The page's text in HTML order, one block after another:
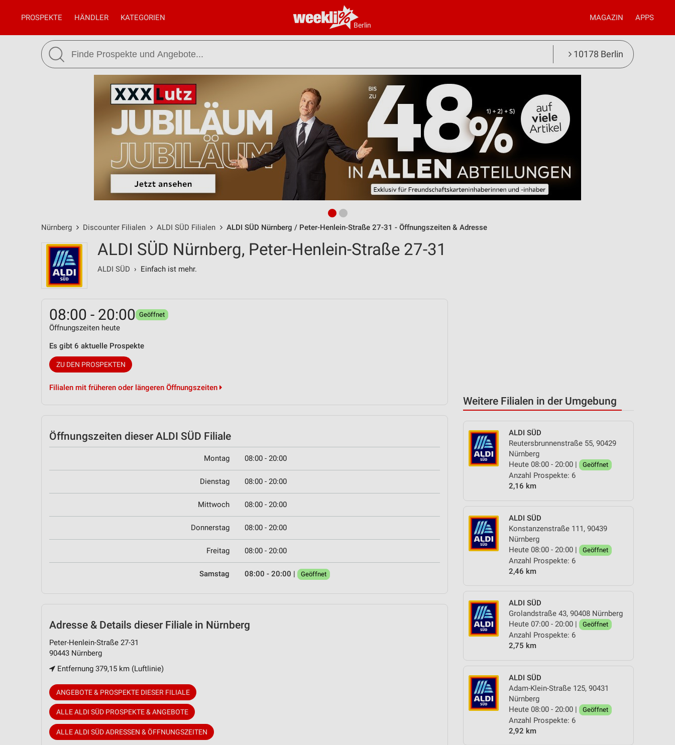
Berlin
PROSPEKTE HÄNDLER KATEGORIEN MAGAZIN APPS
10178 Berlin
Nürnberg Discounter Filialen ALDI SÜD Filialen ALDI SÜD Nürnberg / Peter-Henlein-Straße 27-31 - Öffnungszeiten & Adresse
Weitere Filialen in der Umgebung
ALDI SÜD
Reutersbrunnenstraße 55, 90429
Nürnberg
Heute 08:00 - 20:00 |
Geöffnet
Anzahl Prospekte: 6
2,16 km
ALDI SÜD
Konstanzenstraße 111, 90439
Nürnberg
Heute 08:00 - 20:00 |
Geöffnet
Anzahl Prospekte: 6
2,46 km
ALDI SÜD
Grolandstraße 43, 90408 Nürnberg
Heute 07:00 - 20:00 |
Geöffnet
Anzahl Prospekte: 6
2,75 km
ALDI SÜD
Adam-Klein-Straße 125, 90431
Nürnberg
Heute 08:00 - 20:00 |
Geöffnet
Anzahl Prospekte: 6
2,92 km
ALDI SÜD Nürnberg, Peter-Henlein-Straße 27-31
ALDI SÜD › Einfach ist mehr.
08:00 - 20:00 Geöffnet
Öffnungszeiten heute
Es gibt 6 aktuelle Prospekte
ZU DEN PROSPEKTEN
Filialen mit früheren oder längeren Öffnungszeiten
Öffnungszeiten dieser ALDI SÜD Filiale
Montag 08:00 - 20:00
Dienstag 08:00 - 20:00
Mittwoch 08:00 - 20:00
Donnerstag 08:00 - 20:00
Freitag 08:00 - 20:00
Samstag 08:00 - 20:00 | Geöffnet
Adresse & Details dieser Filiale in Nürnberg
Peter-Henlein-Straße 27-31
90443 Nürnberg
Entfernung 379,15 km (Luftlinie)
ANGEBOTE & PROSPEKTE DIESER FILIALE
ALLE ALDI SÜD PROSPEKTE & ANGEBOTE
ALLE ALDI SÜD ADRESSEN & ÖFFNUNGSZEITEN